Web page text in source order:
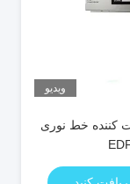
ویدیو
کننده خط نوری